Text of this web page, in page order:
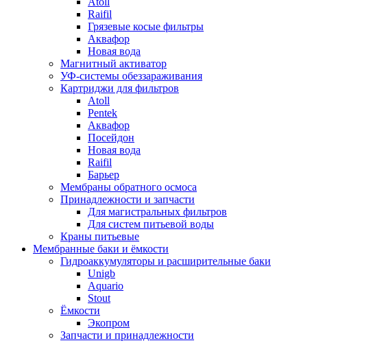
Raifil
Грязевые косые фильтры
Аквафор
Новая вода
Магнитный активатор
УФ-системы обеззараживания
Картриджи для фильтров
Atoll
Pentek
Аквафор
Посейдон
Новая вода
Raifil
Барьер
Мембраны обратного осмоса
Принадлежности и запчасти
Для магистральных фильтров
Для систем питьевой воды
Краны питьевые
Мембранные баки и ёмкости
Гидроаккумуляторы и расширительные баки
Unigb
Aquario
Stout
Ёмкости
Экопром
Запчасти и принадлежности